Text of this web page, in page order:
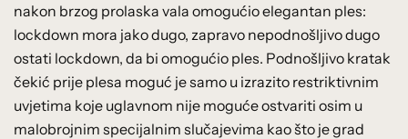
nakon brzog prolaska vala omogućio elegantan ples:
lockdown mora jako dugo, zapravo nepodnošljivo dugo
ostati lockdown, da bi omogućio ples. Podnošljivo kratak
čekić prije plesa moguć je samo u izrazito restriktivnim
uvjetima koje uglavnom nije moguće ostvariti osim u
malobrojnim specijalnim slučajevima kao što je grad